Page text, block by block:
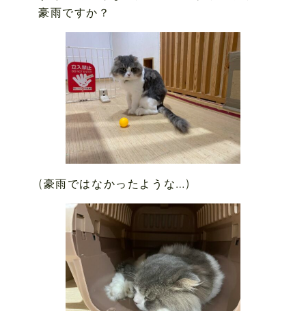
豪雨ですか？
(豪雨ではなかったような…)